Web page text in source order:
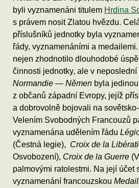
byli vyznamenáni titulem Hrdina
s právem nosit Zlatou hvězdu.
příslušníků jednotky byla
řády, vyznamenáními a
nejen zhodnotilo dlouhodobé
činnosti jednotky, ale v neposlední
Normandie — Němen byla
z občanů západní Evropy, jejíž
a dobrovolně bojovali na
Velením Svobodných Francouzů
vyznamenána udělením řádu
(Čestná legie), Croix de la
Osvobození), Croix de la Guerre
palmovými ratolestmi. Na její účet
vyznamenání francouzskou